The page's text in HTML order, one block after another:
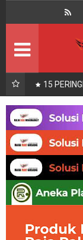
160x200,
Beranda
Kontak About Us
Rak Gudang
Rak
Produk Lain
Artikel Retail &